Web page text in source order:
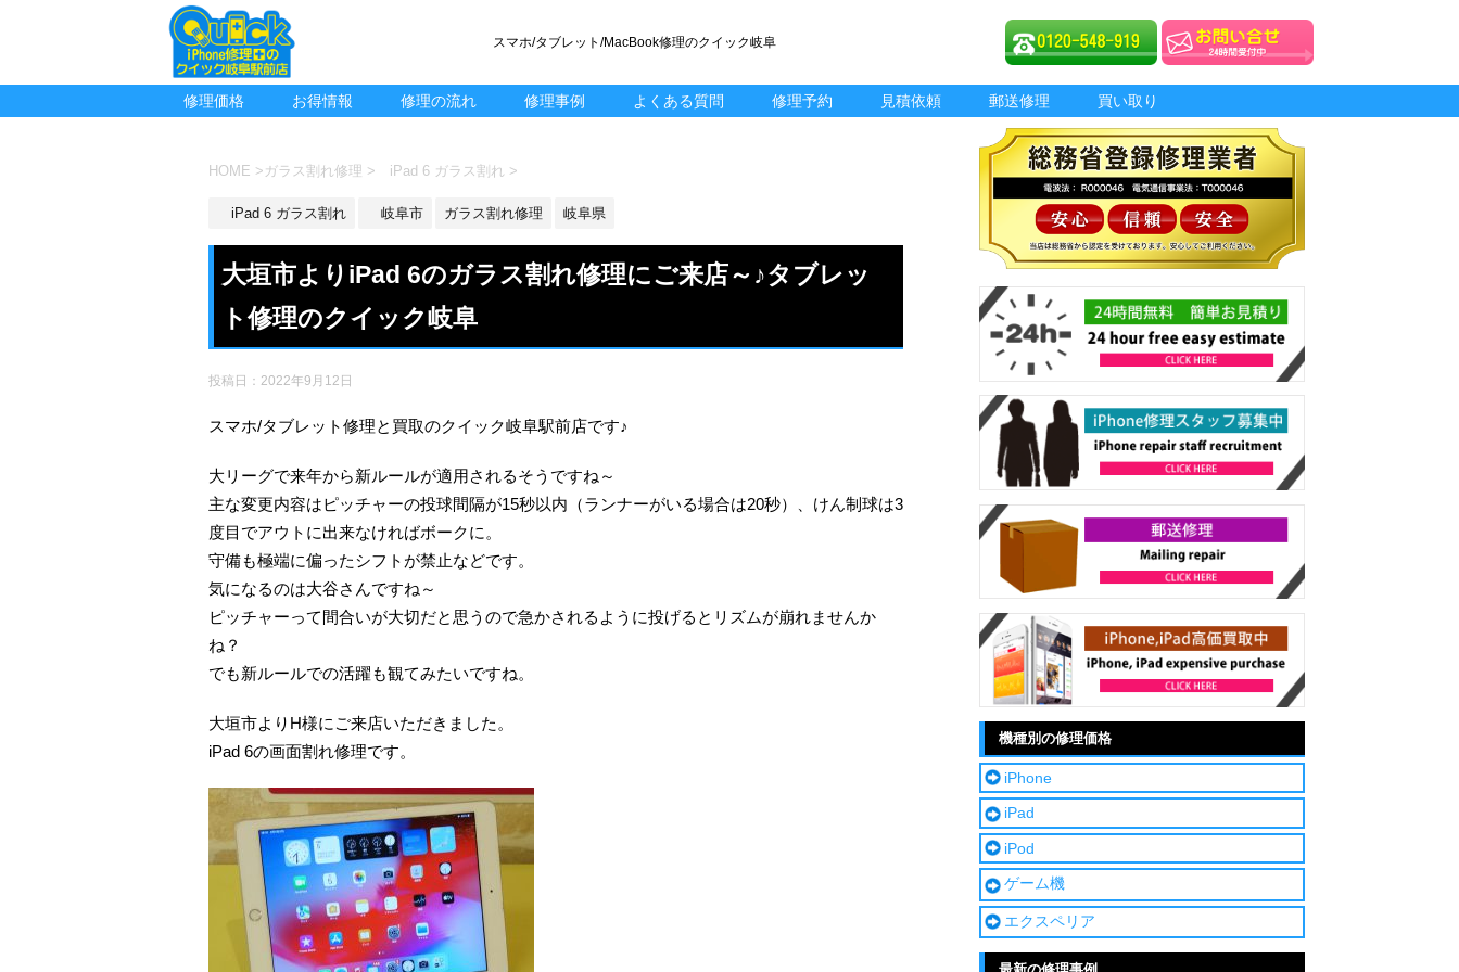
スマホ/タブレット/MacBook修理のクイック岐阜
修理価格 お得情報 修理の流れ 修理事例 よくある質問 修理予約 見積依頼 郵送修理 買い取り
HOME > ガラス割れ修理 > iPad 6 ガラス割れ >
iPad 6 ガラス割れ 岐阜市 ガラス割れ修理 岐阜県
大垣市よりiPad 6のガラス割れ修理にご来店～♪タブレッ
ト修理のクイック岐阜
投稿日： 2022年9月12日
スマホ/タブレット修理と買取のクイック岐阜駅前店です♪
大リーグで来年から新ルールが適用されるそうですね～
主な変更内容はピッチャーの投球間隔が15秒以内（ランナーがいる場合は20秒）、けん制球は3
度目でアウトに出来なければボークに。
守備も極端に偏ったシフトが禁止などです。
気になるのは大谷さんですね～
ピッチャーって間合いが大切だと思うので急かされるように投げるとリズムが崩れませんか
ね？
でも新ルールでの活躍も観てみたいですね。
大垣市よりH様にご来店いただきました。
iPad 6の画面割れ修理です。
機種別の修理価格
iPhone
iPad
iPod
ゲーム機
エクスペリア